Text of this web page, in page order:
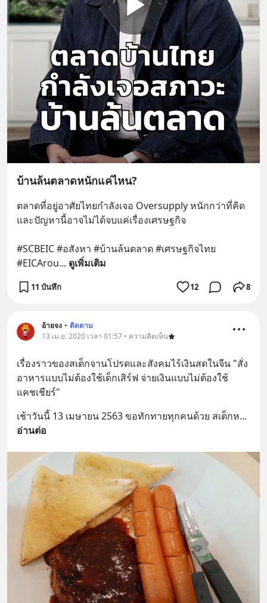
บ้านล้นตลาดหนักแค่ไหน?
ตลาดที่อยู่อาศัยไทยกำลังเจอ Oversupply หนักกว่าที่คิด
และปัญหานี้อาจไม่ได้จบแค่เรื่องเศรษฐกิจ
#SCBEIC #อสังหา #บ้านล้นตลาด #เศรษฐกิจไทย
#EICArou... ดูเพิ่มเติม
11 บันทึก 12 8
อ้ายจง • ติดตาม
13 เม.ย. 2020 เวลา 01:57 • ความคิดเห็น
เรื่องราวของสเต็กจานโปรดและสังคมไร้เงินสดในจีน "สั่ง
อาหารแบบไม่ต้องใช้เด็กเสิร์ฟ จ่ายเงินแบบไม่ต้องใช้
แคชเชียร์"
เช้าวันนี้ 13 เมษายน 2563 ขอทักทายทุกคนด้วย สเต็กห
อ่านต่อ